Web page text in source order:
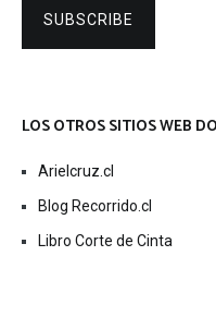
SUBSCRIBE
LOS OTROS SITIOS WEB
Arielcruz.cl
Blog Recorrido.cl
Libro Corte de Cinta